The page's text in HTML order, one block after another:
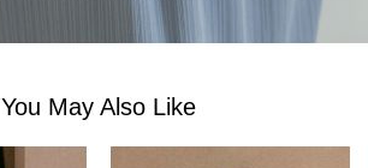
You May Also Like